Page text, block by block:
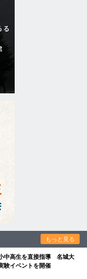
もっと見る
中高生を直接指導 名城大
験イベントを開催